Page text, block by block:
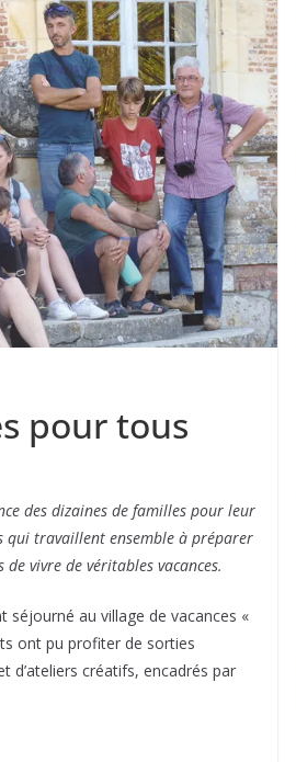
pour tous
des dizaines de familles pour leur
qui travaillent ensemble à préparer
vivre de véritables vacances.
au village de vacances «
ont pu profiter de sorties
d’ateliers créatifs, encadrés par